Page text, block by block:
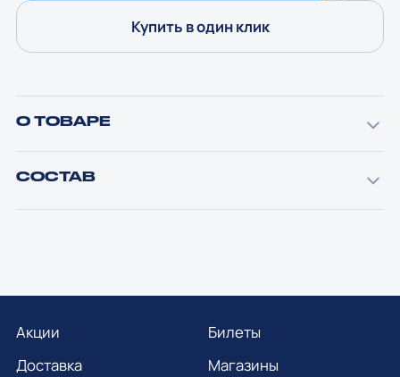
Купить в один клик
О ТОВАРЕ
СОСТАВ
Акции
Доставка
Билеты
Магазины